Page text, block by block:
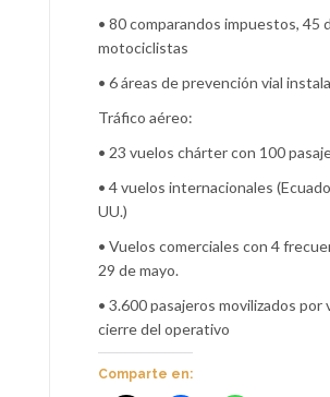
• 80 comparandos impuestos, 45
motociclistas
• 6 áreas de prevención vial
Tráfico aéreo:
• 23 vuelos chárter con 100
• 4 vuelos internacionales
UU.)
• Vuelos comerciales con 4
29 de mayo.
• 3.600 pasajeros movilizados por
cierre del operativo
Comparte en: